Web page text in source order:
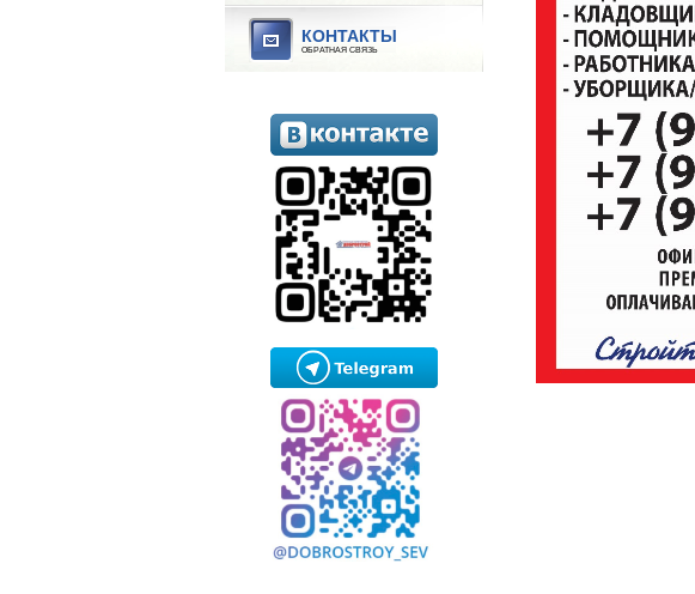
КОНТАКТЫ
ОБРАТНАЯ СВЯЗЬ